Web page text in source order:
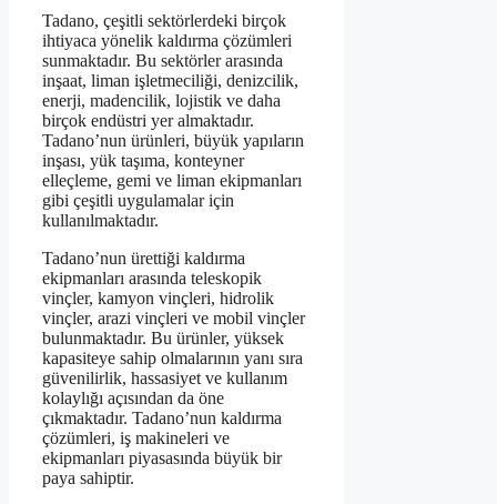
Tadano, çeşitli sektörlerdeki birçok
ihtiyaca yönelik kaldırma çözümleri
sunmaktadır. Bu sektörler arasında
inşaat, liman işletmeciliği, denizcilik,
enerji, madencilik, lojistik ve daha
birçok endüstri yer almaktadır.
Tadano’nun ürünleri, büyük yapıların
inşası, yük taşıma, konteyner
elleçleme, gemi ve liman ekipmanları
gibi çeşitli uygulamalar için
kullanılmaktadır.
Tadano’nun ürettiği kaldırma
ekipmanları arasında teleskopik
vinçler, kamyon vinçleri, hidrolik
vinçler, arazi vinçleri ve mobil vinçler
bulunmaktadır. Bu ürünler, yüksek
kapasiteye sahip olmalarının yanı sıra
güvenilirlik, hassasiyet ve kullanım
kolaylığı açısından da öne
çıkmaktadır. Tadano’nun kaldırma
çözümleri, iş makineleri ve
ekipmanları piyasasında büyük bir
paya sahiptir.